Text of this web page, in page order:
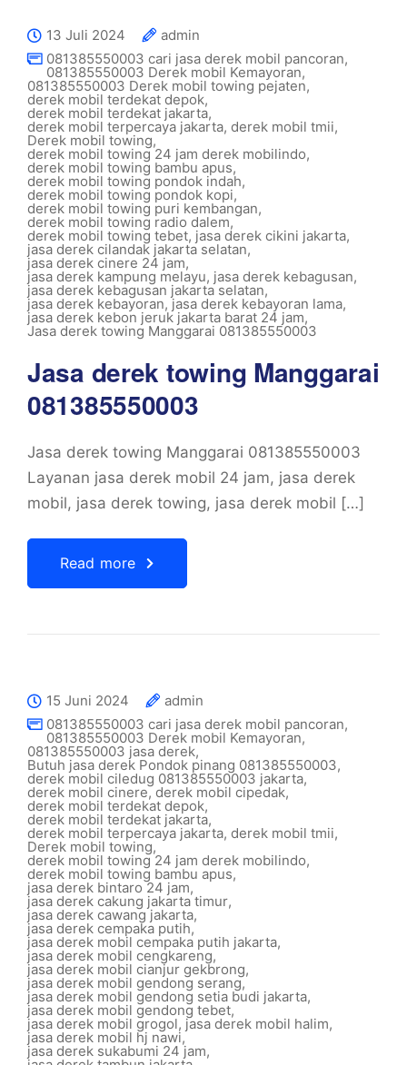
13 Juli 2024
admin
081385550003 cari jasa derek mobil pancoran,
081385550003 Derek mobil Kemayoran,
081385550003 Derek mobil towing pejaten,
derek mobil terdekat depok,
derek mobil terdekat jakarta,
derek mobil terpercaya jakarta, derek mobil tmii,
Derek mobil towing,
derek mobil towing 24 jam derek mobilindo,
derek mobil towing bambu apus,
derek mobil towing pondok indah,
derek mobil towing pondok kopi,
derek mobil towing puri kembangan,
derek mobil towing radio dalem,
derek mobil towing tebet, jasa derek cikini jakarta,
jasa derek cilandak jakarta selatan,
jasa derek cinere 24 jam,
jasa derek kampung melayu, jasa derek kebagusan,
jasa derek kebagusan jakarta selatan,
jasa derek kebayoran,jasa derek kebayoran lama,
jasa derek kebon jeruk jakarta barat 24 jam,
Jasa derek towing Manggarai 081385550003
Jasa derek towing Manggarai
081385550003
Jasa derek towing Manggarai 081385550003
Layanan jasa derek mobil 24 jam, jasa derek
mobil, jasa derek towing, jasa derek mobil […]
Read more
15 Juni 2024
admin
081385550003 cari jasa derek mobil pancoran,
081385550003 Derek mobil Kemayoran,
081385550003 jasa derek,
Butuh jasa derek Pondok pinang 081385550003,
derek mobil ciledug 081385550003 jakarta,
derek mobil cinere,derek mobil cipedak,
derek mobil terdekat depok,
derek mobil terdekat jakarta,
derek mobil terpercaya jakarta, derek mobil tmii,
Derek mobil towing,
derek mobil towing 24 jam derek mobilindo,
derek mobil towing bambu apus,
jasa derek bintaro 24 jam,
jasa derek cakung jakarta timur,
jasa derek cawang jakarta,
jasa derek cempaka putih,
jasa derek mobil cempaka putih jakarta,
jasa derek mobil cengkareng,
jasa derek mobil cianjur gekbrong,
jasa derek mobil gendong serang,
jasa derek mobil gendong setia budi jakarta,
jasa derek mobil gendong tebet,
jasa derek mobil grogol, jasa derek mobil halim,
jasa derek mobil hj nawi,
jasa derek sukabumi 24 jam,